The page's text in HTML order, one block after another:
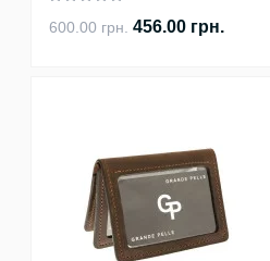
600.00 грн. 456.00 грн.